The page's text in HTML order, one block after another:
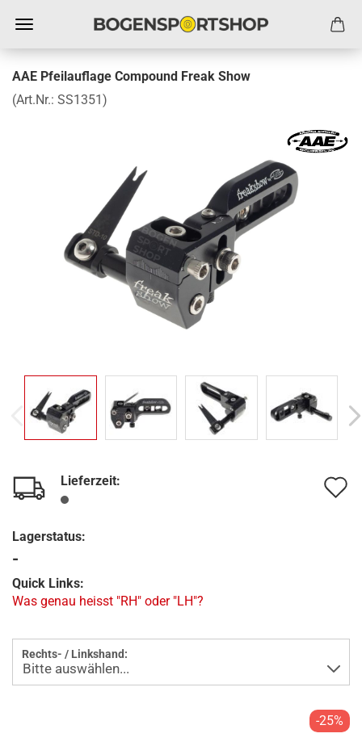
AAE Pfeilauflage Compound Freak Show
(Art.Nr.: SS1351)
Lieferzeit:
Lagerstatus:
-
Quick Links:
Was genau heisst "RH" oder "LH"?
Rechts- / Linkshand:
-25%